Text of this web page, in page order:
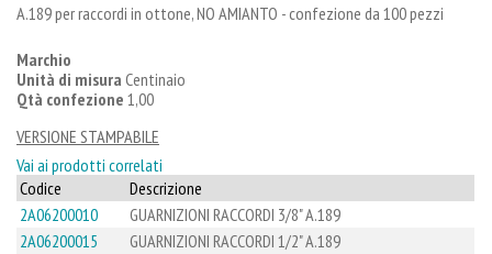
A.189 per raccordi in ottone, NO AMIANTO - confezione da 100 pezzi
Marchio
Unità di misura Centinaio
Qtà confezione 1,00
VERSIONE STAMPABILE
Vai ai prodotti correlati
Codice
Descrizione
2A06200010
GUARNIZIONI RACCORDI 3/8" A.189
2A06200015
GUARNIZIONI RACCORDI 1/2" A.189